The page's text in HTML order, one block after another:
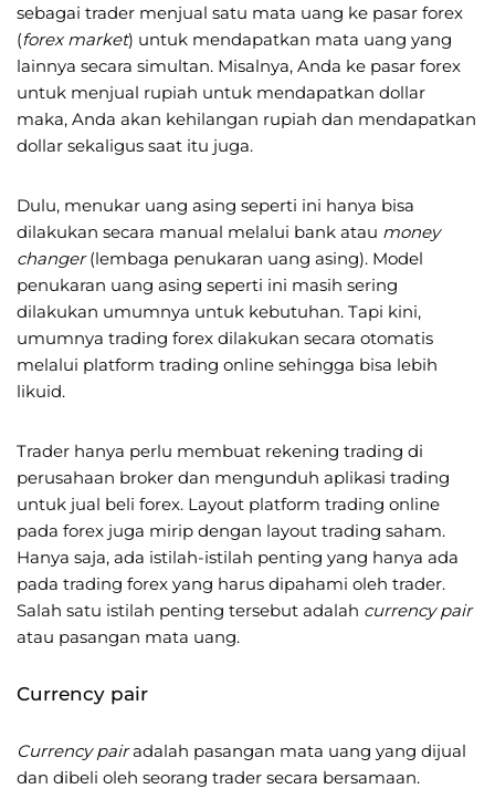
sebagai trader menjual satu mata uang ke pasar forex
(forex market) untuk mendapatkan mata uang yang
lainnya secara simultan. Misalnya, Anda ke pasar forex
untuk menjual rupiah untuk mendapatkan dollar
maka, Anda akan kehilangan rupiah dan mendapatkan
dollar sekaligus saat itu juga.
Dulu, menukar uang asing seperti ini hanya bisa
dilakukan secara manual melalui bank atau money
changer(lembaga penukaran uang asing). Model
penukaran uang asing seperti ini masih sering
dilakukan umumnya untuk kebutuhan. Tapi kini,
umumnya trading forex dilakukan secara otomatis
melalui platform trading online sehingga bisa lebih
likuid.
Trader hanya perlu membuat rekening trading di
perusahaan broker dan mengunduh aplikasi trading
untuk jual beli forex. Layout platform trading online
pada forex juga mirip dengan layout trading saham.
Hanya saja, ada istilah-istilah penting yang hanya ada
pada trading forex yang harus dipahami oleh trader.
Salah satu istilah penting tersebut adalah currency pair
atau pasangan mata uang.
Currency pair
Currency pairadalah pasangan mata uang yang dijual
dan dibeli oleh seorang trader secara bersamaan.